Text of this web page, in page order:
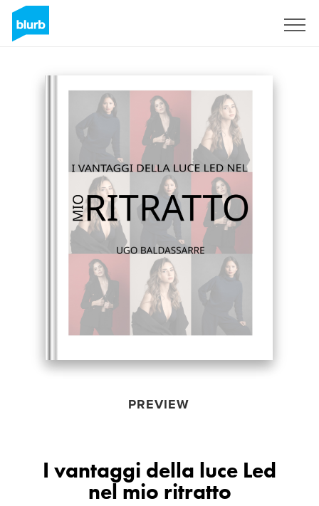
PREVIEW
I vantaggi della luce Led
nel mio ritratto